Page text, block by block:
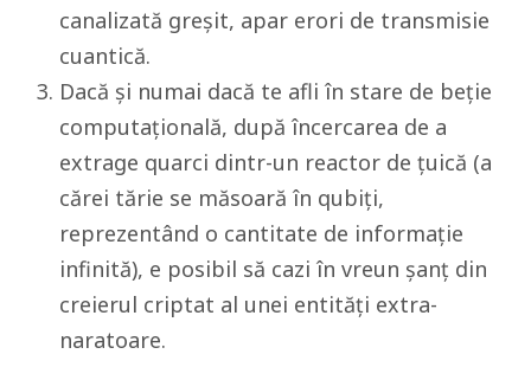
canalizată greșit, apar erori de transmisie
cuantică.
Dacă și numai dacă te afli în stare de beție
computațională, după încercarea de a
extrage quarci dintr-un reactor de țuică (a
cărei tărie se măsoară în qubiți,
reprezentând o cantitate de informație
infinită), e posibil să cazi în vreun șanț din
creierul criptat al unei entități extra-
naratoare.